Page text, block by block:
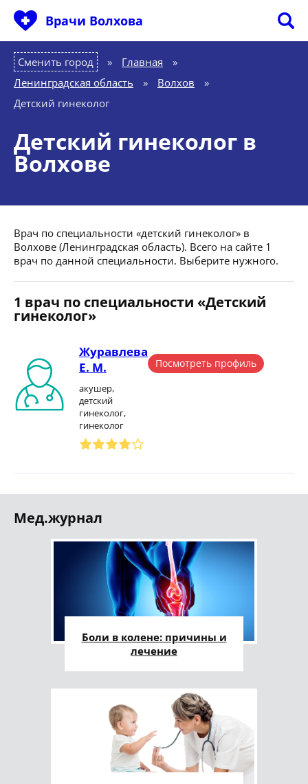
Врачи Волхова
Сменить город Главная
»
Ленинградская область
» Волхов
»
Детский гинеколог
Детский гинеколог в
Волхове
Врач по специальности «детский гинеколог» в
Волхове (Ленинградская область). Всего на сайте 1
врач по данной специальности. Выберите нужного.
1 врач по специальности «Детский
гинеколог»
Журавлева
Е. М.
акушер,
детский
гинеколог,
гинеколог
Посмотреть профиль
Мед.журнал
Боли в колене: причины и
лечение